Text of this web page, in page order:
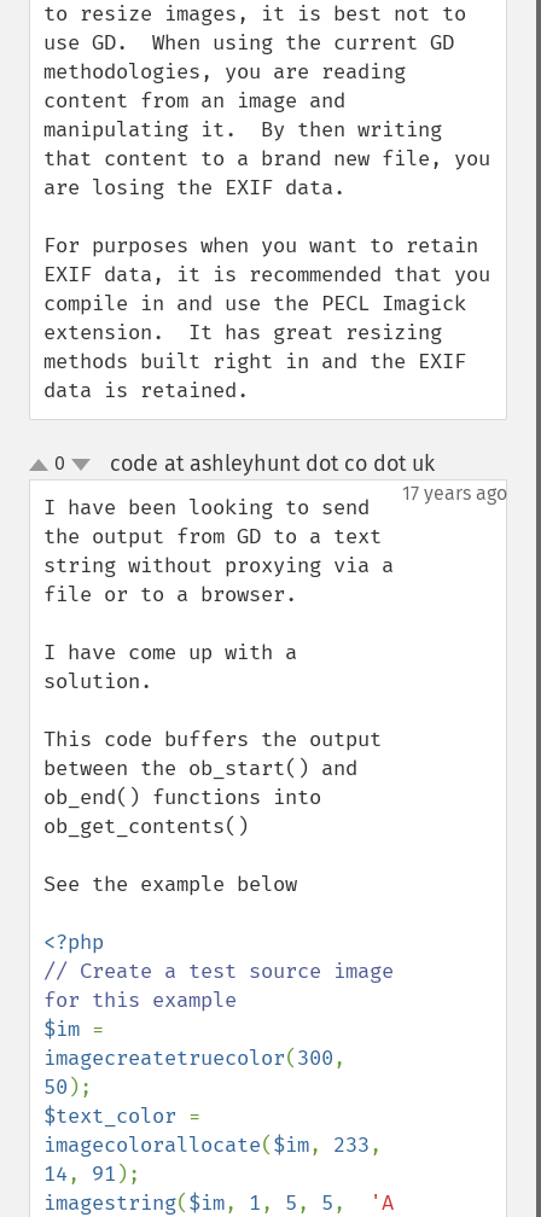
to resize images, it is best not to
use GD.  When using the current GD
methodologies, you are reading
content from an image and
manipulating it.  By then writing
that content to a brand new file, you
are losing the EXIF data.
For purposes when you want to retain
EXIF data, it is recommended that you
compile in and use the PECL Imagick
extension.  It has great resizing
methods built right in and the EXIF
data is retained.
up
down
0 code at ashleyhunt dot co dot uk¶
17 years ago
I have been looking to send
the output from GD to a text
string without proxying via a
file or to a browser.
I have come up with a
solution.
This code buffers the output
between the ob_start() and
ob_end() functions into
ob_get_contents()
See the example below
// Create a test source image
$im
imagecreatetruecolor(300
50
$text_color
imagecolorallocate($im, 233
14, 91
imagestring($im, 1, 5, 5,
'A